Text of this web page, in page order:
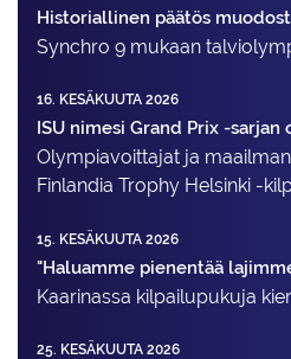
Historiallinen päätös
Synchro 9 mukaan
16. KESÄKUUTA 2026
ISU nimesi Grand Prix -
Olympiavoittajat ja
Finlandia Trophy Helsinki -
15. KESÄKUUTA 2026
"Haluamme pienentää
Kaarinassa kilpailupukuja
25. KESÄKUUTA 2026